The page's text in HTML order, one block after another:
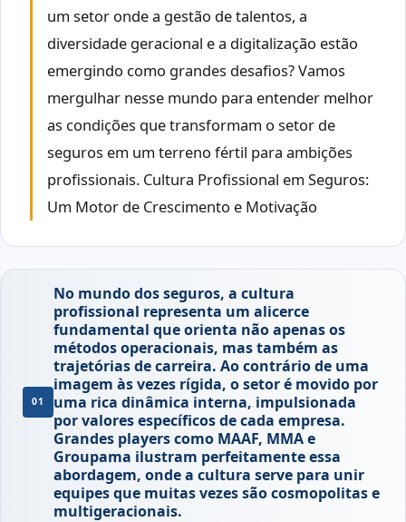
um setor onde a gestão de talentos, a
diversidade geracional e a digitalização estão
emergindo como grandes desafios? Vamos
mergulhar nesse mundo para entender melhor
as condições que transformam o setor de
seguros em um terreno fértil para ambições
profissionais. Cultura Profissional em Seguros:
Um Motor de Crescimento e Motivação
01
No mundo dos seguros, a cultura
profissional representa um alicerce
fundamental que orienta não apenas os
métodos operacionais, mas também as
trajetórias de carreira. Ao contrário de uma
imagem às vezes rígida, o setor é movido por
uma rica dinâmica interna, impulsionada
por valores específicos de cada empresa.
Grandes players como MAAF, MMA e
Groupama ilustram perfeitamente essa
abordagem, onde a cultura serve para unir
equipes que muitas vezes são cosmopolitas e
multigeracionais.